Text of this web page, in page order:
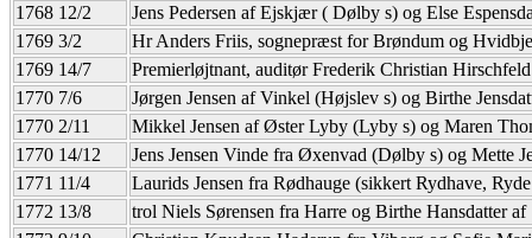
1768 12/2
Jens Pedersen af Ejskjær ( Dølby s) og Else
1769 3/2
Hr Anders Friis, sognepræst for Brøndum og
1769 14/7
Premierløjtnant, auditør Frederik Christian
1770 7/6
Jørgen Jensen af Vinkel (Højslev s) og Birthe
1770 2/11
Mikkel Jensen af Øster Lyby (Lyby s) og Maren
1770 14/12
Jens Jensen Vinde fra Øxenvad (Dølby s) og Mette
1771 11/4
Laurids Jensen fra Rødhauge (sikkert Rydhave,
1772 13/8
trol Niels Sørensen fra Harre og Birthe Hansdatter af